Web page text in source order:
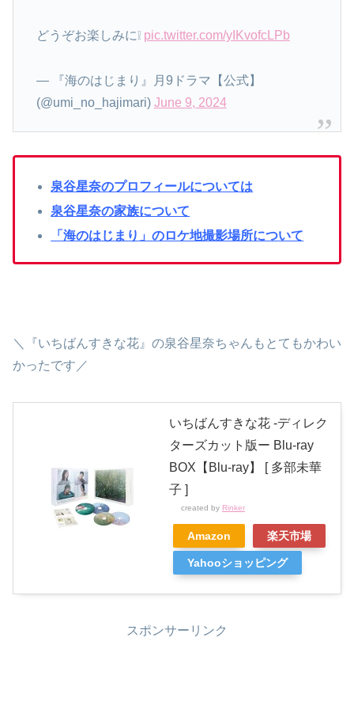
どうぞお楽しみに❕ pic.twitter.com/yIKvofcLPb
— 『海のはじまり』月9ドラマ【公式】
(@umi_no_hajimari) June 9, 2024
泉谷星奈のプロフィールについては
泉谷星奈の家族について
「海のはじまり」のロケ地撮影場所について
＼『いちばんすきな花』の泉谷星奈ちゃんもとてもかわい
かったです／
いちばんすきな花 -ディレク
ターズカット版ー Blu-ray
BOX【Blu-ray】 [ 多部未華
子 ]
created by Rinker
Amazon 楽天市場
Yahooショッピング
スポンサーリンク